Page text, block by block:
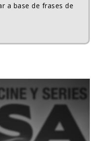
a base de frases de